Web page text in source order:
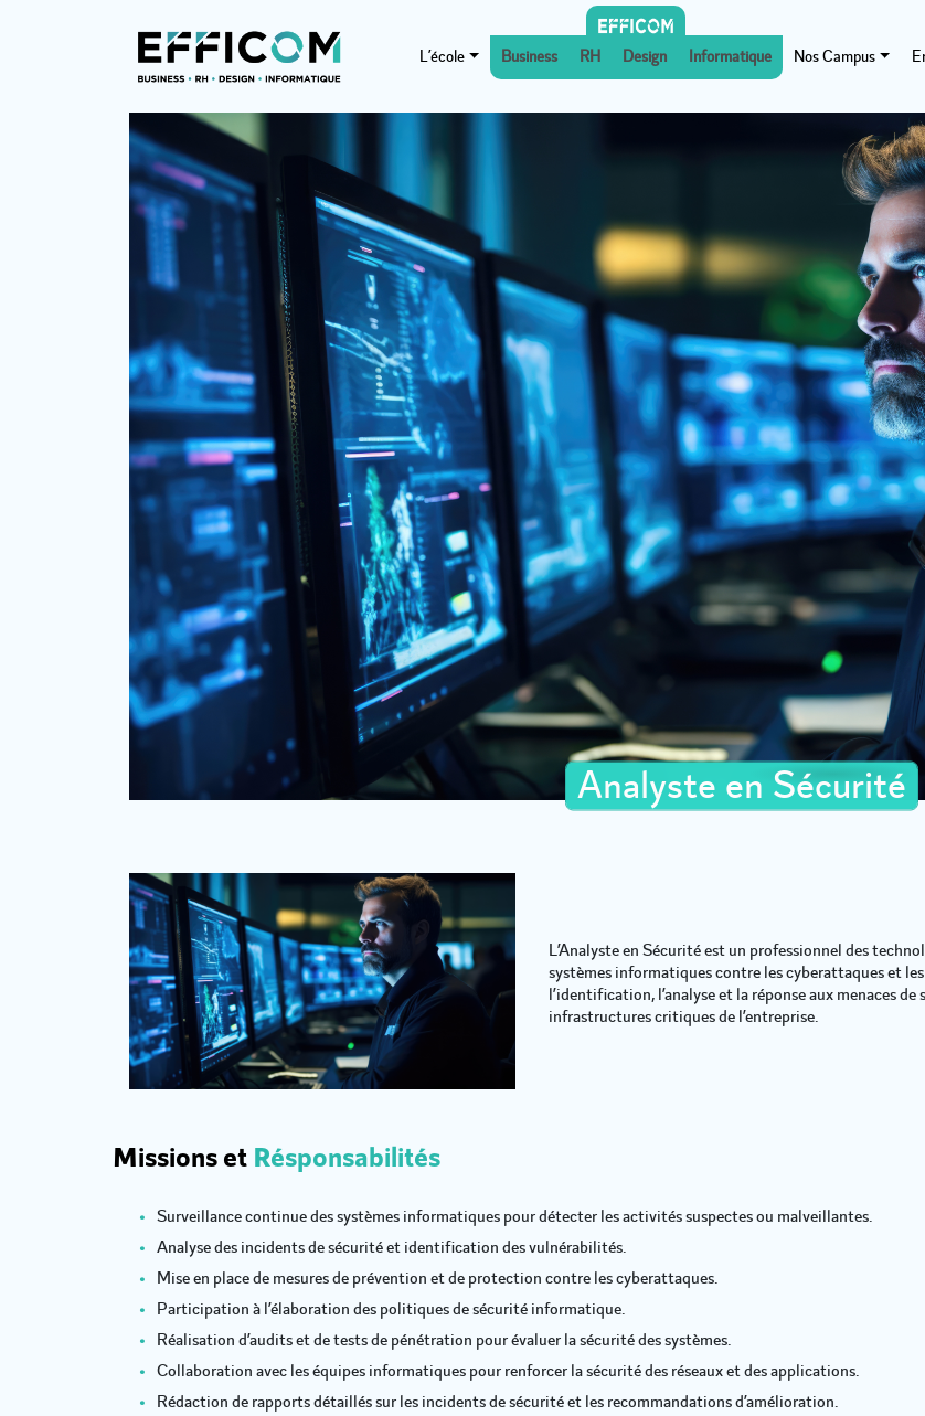
L’école Business RH Design Informatique Nos Campus
Analyste en Sécurité
L’Analyste en Sécurité est un professionnel des
systèmes informatiques contre les cyberattaques et
l’identification, l’analyse et la réponse aux menaces
infrastructures critiques de l’entreprise.
Missions et Résponsabilités
Surveillance continue des systèmes informatiques pour détecter les activités suspectes ou malveillantes.
Analyse des incidents de sécurité et identification des vulnérabilités.
Mise en place de mesures de prévention et de protection contre les cyberattaques.
Participation à l’élaboration des politiques de sécurité informatique.
Réalisation d’audits et de tests de pénétration pour évaluer la sécurité des systèmes.
Collaboration avec les équipes informatiques pour renforcer la sécurité des réseaux et des applications.
Rédaction de rapports détaillés sur les incidents de sécurité et les recommandations d’amélioration.